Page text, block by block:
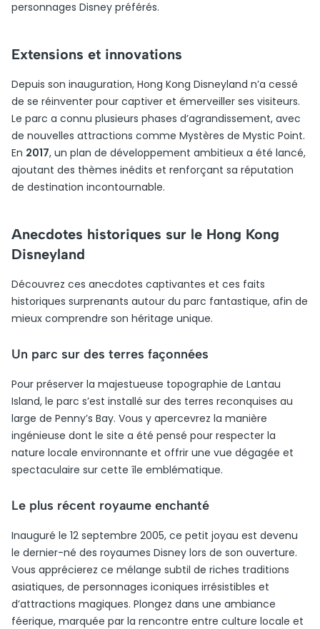
personnages Disney préférés.
Extensions et innovations
Depuis son inauguration, Hong Kong Disneyland n’a cessé
de se réinventer pour captiver et émerveiller ses visiteurs.
Le parc a connu plusieurs phases d’agrandissement, avec
de nouvelles attractions comme Mystères de Mystic Point.
En 2017, un plan de développement ambitieux a été lancé,
ajoutant des thèmes inédits et renforçant sa réputation
de destination incontournable.
Anecdotes historiques sur le Hong Kong
Disneyland
Découvrez ces anecdotes captivantes et ces faits
historiques surprenants autour du parc fantastique, afin de
mieux comprendre son héritage unique.
Un parc sur des terres façonnées
Pour préserver la majestueuse topographie de Lantau
Island, le parc s’est installé sur des terres reconquises au
large de Penny’s Bay. Vous y apercevrez la manière
ingénieuse dont le site a été pensé pour respecter la
nature locale environnante et offrir une vue dégagée et
spectaculaire sur cette île emblématique.
Le plus récent royaume enchanté
Inauguré le 12 septembre 2005, ce petit joyau est devenu
le dernier-né des royaumes Disney lors de son ouverture.
Vous apprécierez ce mélange subtil de riches traditions
asiatiques, de personnages iconiques irrésistibles et
d’attractions magiques. Plongez dans une ambiance
féerique, marquée par la rencontre entre culture locale et